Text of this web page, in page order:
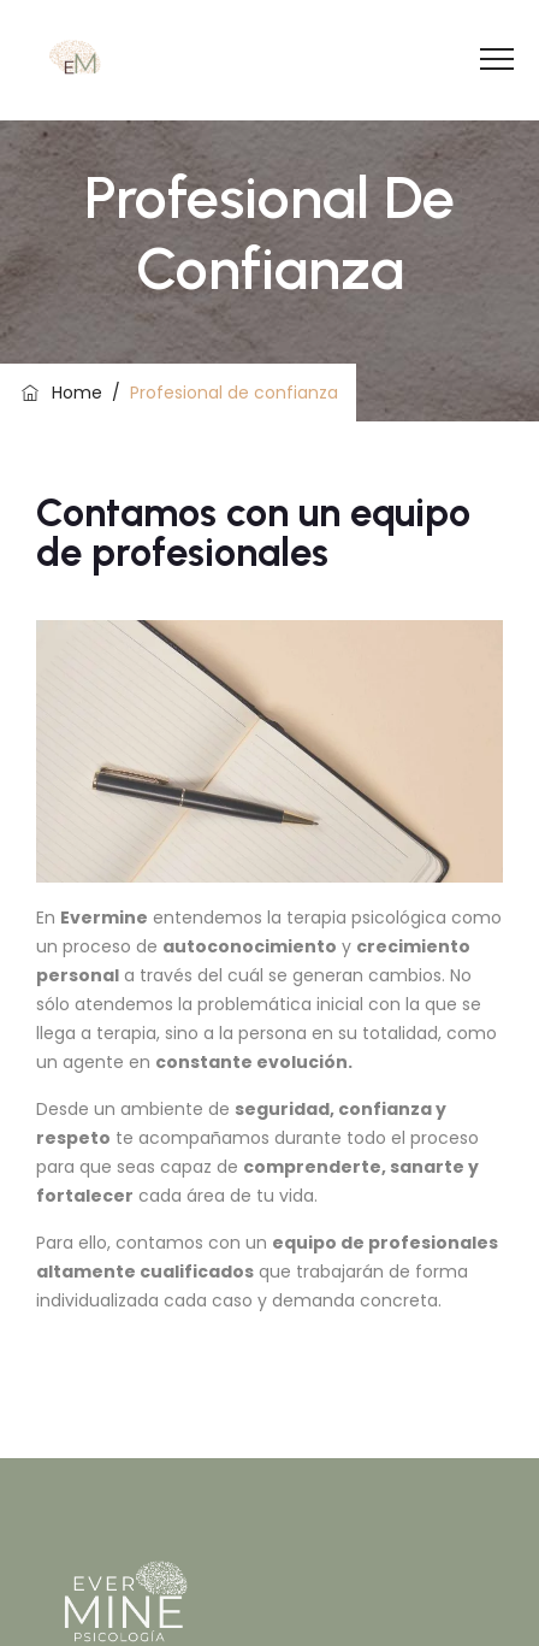
Profesional De
Confianza
Home / Profesional de confianza
Contamos con un equipo
de profesionales
En Evermine entendemos la terapia psicológica como
un proceso de autoconocimiento y crecimiento
personal a través del cuál se generan cambios. No
sólo atendemos la problemática inicial con la que se
llega a terapia, sino a la persona en su totalidad, como
un agente en constante evolución.
Desde un ambiente de seguridad, confianza y
respeto te acompañamos durante todo el proceso
para que seas capaz de comprenderte, sanarte y
fortalecer cada área de tu vida.
Para ello, contamos con un equipo de profesionales
altamente cualificados que trabajarán de forma
individualizada cada caso y demanda concreta.